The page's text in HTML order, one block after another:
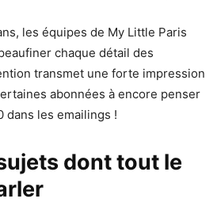
les équipes de My Little Paris
chaque détail des
transmet une forte impression
abonnées à encore penser
dans les emailings !
dont tout le